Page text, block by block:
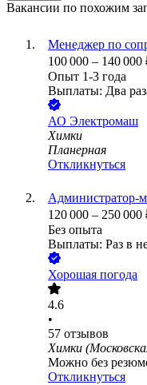
Вакансии по похожим
Менеджер по
100 000 – 140 000
Опыт 1-3 года
Выплаты: Два
АО Электромаш
Химки
Планерная
Откликнуться
Администратор-
120 000 – 250 000
Без опыта
Выплаты: Раз в
Хорошая погода
4.6
•
57 отзывов
Химки
Можно без
Откликнуться